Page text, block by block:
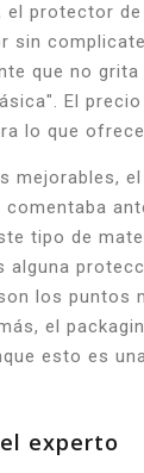
el protector
sin
que no grita
El
lo que
mejorables,
comentaba
tipo de
alguna
los puntos
el
esto es
experto